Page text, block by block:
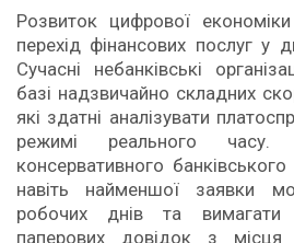
Розвиток цифрової
перехід фінансових послуг у
Сучасні небанківські
базі надзвичайно складних
які здатні аналізувати
режимі реального
консервативного
навіть найменшої заявки
робочих днів та вимагати
паперових довідок з місця